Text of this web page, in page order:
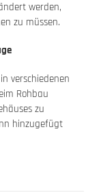
werden,
zu müssen.
verschiedenen
Rohbau
zu
hinzugefügt